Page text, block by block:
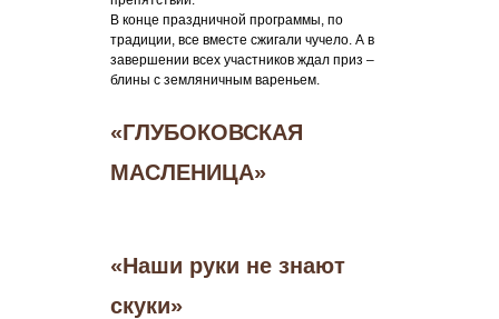
В конце праздничной программы, по
традиции, все вместе сжигали чучело. А в
завершении всех участников ждал приз –
блины с земляничным вареньем.
«ГЛУБОКОВСКАЯ
МАСЛЕНИЦА»
«Наши руки не знают
скуки»